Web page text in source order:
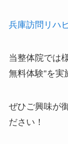
兵庫訪問リハ
当整体院では
無料体験”を実
ぜひご興味が
ださい！